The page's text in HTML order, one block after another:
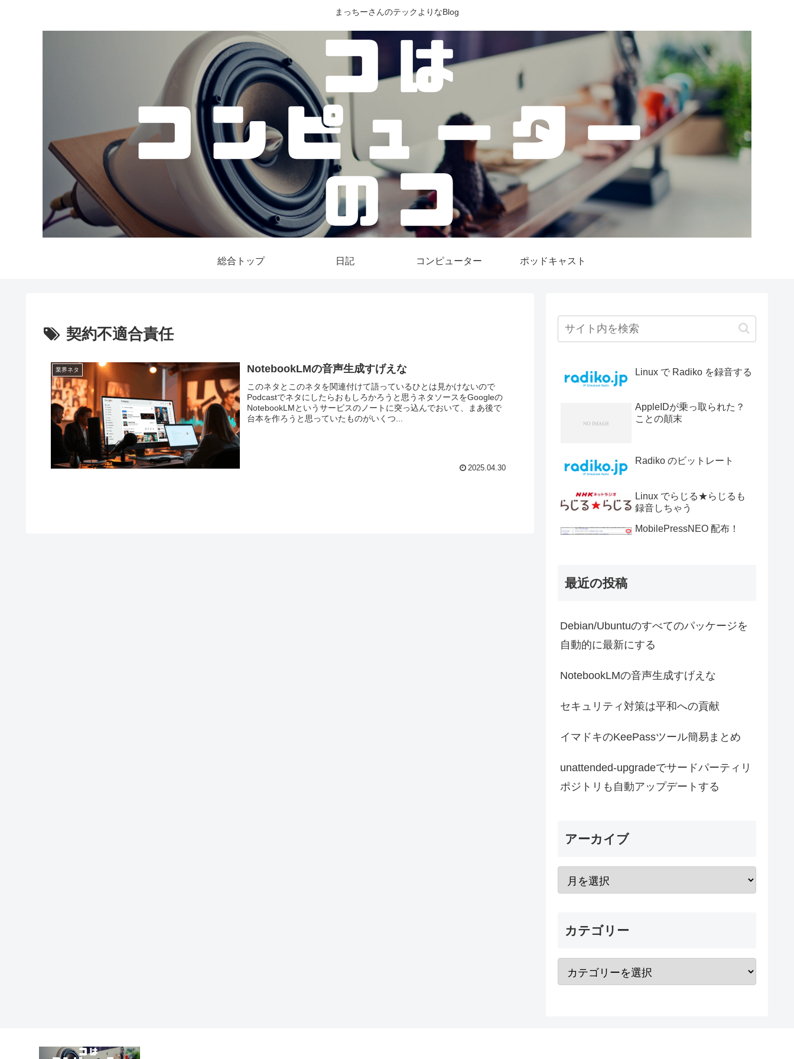
まっちーさんのテックよりなBlog
総合トップ 日記 コンピューター ポッドキャスト
契約不適合責任
業界ネタ NotebookLMの音声生成すげえな
このネタとこのネタを関連付けて語っているひとは見かけないので
Podcastでネタにしたらおもしろかろうと思うネタソースをGoogleの
NotebookLMというサービスのノートに突っ込んでおいて、まあ後で
台本を作ろうと思っていたものがいくつ...
2025.04.30
Linux で Radiko を録音する
AppleIDが乗っ取られた？
ことの顛末
Radiko のビットレート
Linux でらじる★らじるも
録音しちゃう
MobilePressNEO 配布！
最近の投稿
Debian/Ubuntuのすべてのパッケージを
自動的に最新にする
NotebookLMの音声生成すげえな
セキュリティ対策は平和への貢献
イマドキのKeePassツール簡易まとめ
unattended-upgradeでサードパーティリ
ポジトリも自動アップデートする
アーカイブ
カテゴリー